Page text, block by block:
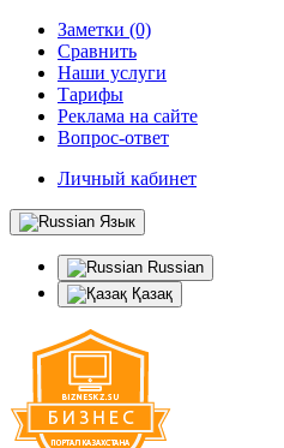
Заметки (0)
Сравнить
Наши услуги
Тарифы
Реклама на сайте
Вопрос-ответ
Личный кабинет
Язык
Russian
Қазақ